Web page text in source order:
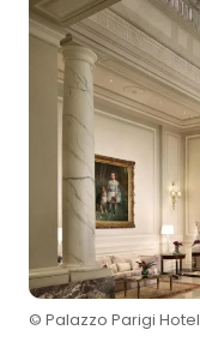
© Palazzo Parigi Hotel